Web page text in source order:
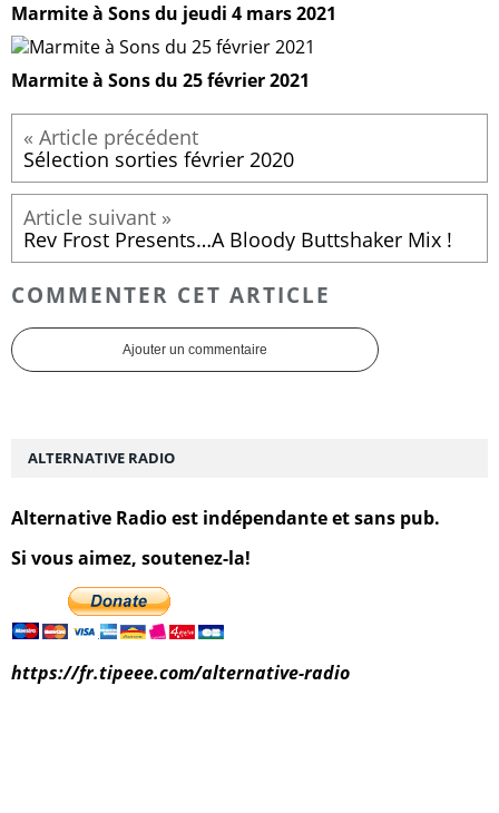
Marmite à Sons du jeudi 4 mars 2021
Marmite à Sons du 25 février 2021
Sélection sorties février 2020
Rev Frost Presents…A Bloody Buttshaker Mix !
COMMENTER CET ARTICLE
Ajouter un commentaire
ALTERNATIVE RADIO
Alternative Radio est indépendante et sans pub.
Si vous aimez, soutenez-la!
https://fr.tipeee.com/alternative-radio